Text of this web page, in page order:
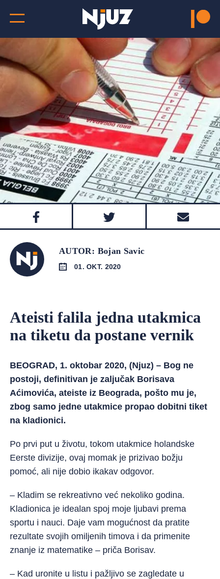
AUTOR: Bojan Savic
01. OKT. 2020
Ateisti falila jedna utakmica
na tiketu da postane vernik
BEOGRAD, 1. oktobar 2020, (Njuz) – Bog ne
postoji, definitivan je zaljučak Borisava
Aćimovića, ateiste iz Beograda, pošto mu je,
zbog samo jedne utakmice propao dobitni tiket
na kladionici.
Po prvi put u životu, tokom utakmice holandske
Eerste divizije, ovaj momak je prizivao božju
pomoć, ali nije dobio ikakav odgovor.
– Kladim se rekreativno već nekoliko godina.
Kladionica je idealan spoj moje ljubavi prema
sportu i nauci. Daje vam mogućnost da pratite
rezultate svojih omiljenih timova i da primenite
znanje iz matematike – priča Borisav.
– Kad uronite u listu i pažljivo se zagledate u